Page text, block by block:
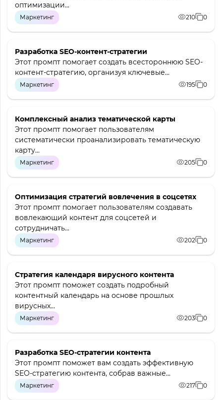
оптимизации...
Маркетинг 210 0
Разработка SEO-контент-стратегии
Этот промпт помогает создать всестороннюю SEO-
контент-стратегию, организуя ключевые...
Маркетинг 195 0
Комплексный анализ тематической карты
Этот промпт помогает пользователям
систематически проанализировать тематическую
карту...
Маркетинг 205 0
Оптимизация стратегий вовлечения в соцсетях
Этот промпт помогает пользователям создавать
вовлекающий контент для соцсетей и
сотрудничать...
Маркетинг 202 0
Стратегия календаря вирусного контента
Этот промпт поможет создать подробный
контентный календарь на основе прошлых
вирусных...
Маркетинг 203 0
Разработка SEO-стратегии контента
Этот промпт поможет вам создать эффективную
SEO-стратегию контента, собрав важные...
Маркетинг 217 0